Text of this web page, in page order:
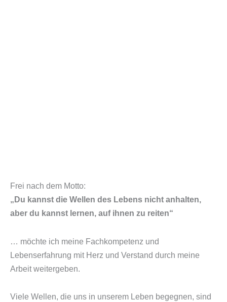
Frei nach dem Motto:
„Du kannst die Wellen des Lebens nicht anhalten,
aber du kannst lernen, auf ihnen zu reiten“
… möchte ich meine Fachkompetenz und
Lebenserfahrung mit Herz und Verstand durch meine
Arbeit weitergeben.
Viele Wellen, die uns in unserem Leben begegnen, sind